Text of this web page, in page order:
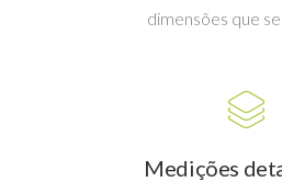
dimensões que
Medições